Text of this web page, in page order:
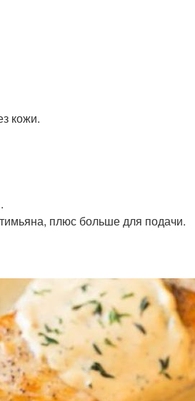
кожи.
плюс больше для подачи.